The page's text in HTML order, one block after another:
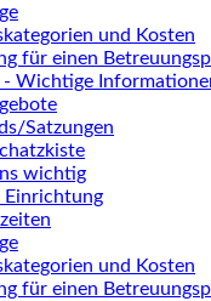
und Kosten
für einen
- Wichtige
Satzungen
wichtig
Einrichtung
und Kosten
für einen